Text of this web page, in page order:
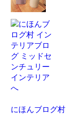
にほんブログ村